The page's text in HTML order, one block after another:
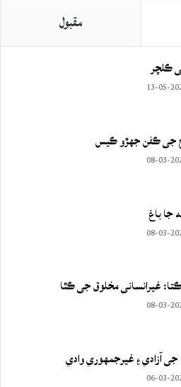
مقبول
ڪلچر
13-05-
جي ڪفن جھڙو ڪيس
08-03-
جا باغ
08-03-
غيرانساني مخلوق جي ڪٿا
08-03-
جي آزادي ۽ غيرجمھوري وادي
06-03-